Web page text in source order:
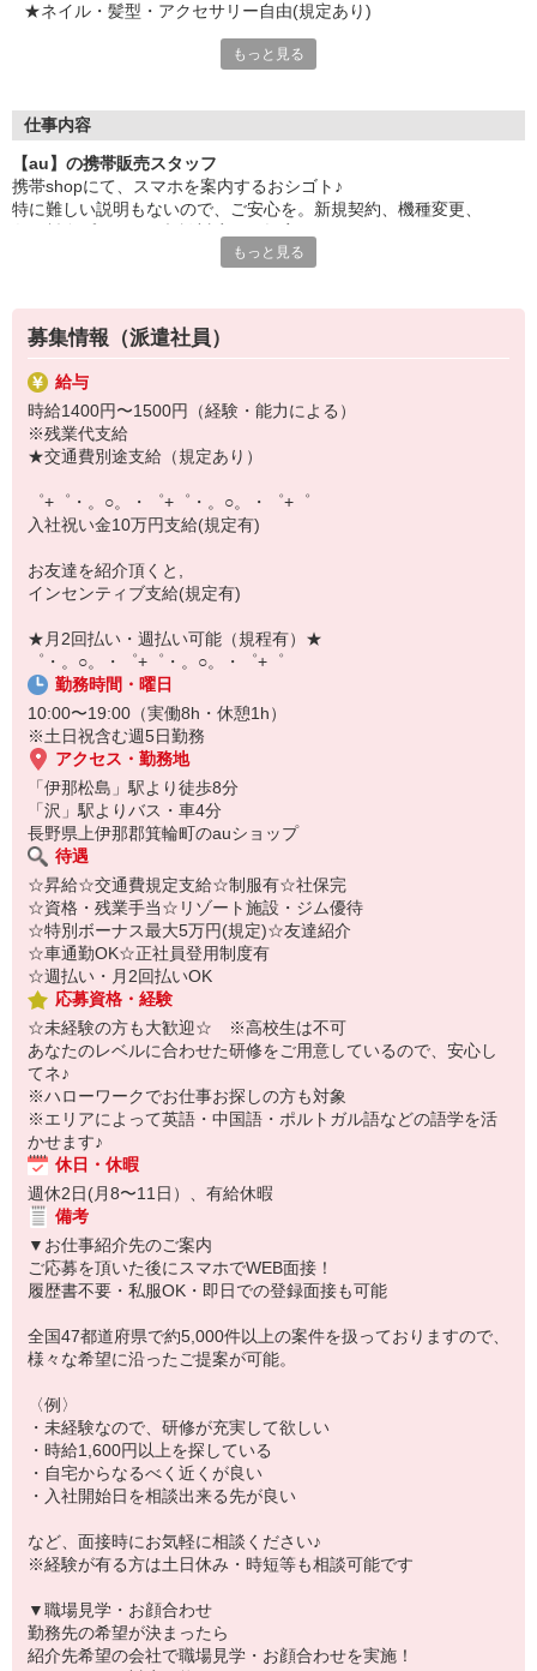
★ネイル・髪型・アクセサリー自由(規定あり)
でも心配ご無用！
お互いに教え合ったり、フォローしあったりする
和気あいあいとした人間関係がある店舗ばかり！
皆で一緒にステップアップしましょう♪
【選べるお仕事いろいろ】
▼オフィスワーク
事務、経理、データ入力、コールセンター、受付
▼工場・製造・軽作業系
機械/食品製造・梱包・仕分け・加工・組立・検査
▼美容系
眉毛サロンのアイブロウ・ネイリスト・エステ
▼営業・販売
法人営業・アパレル販売・個別指導塾・人材紹介
▼人気案件も多数♪
短期・期間限定・オープニング・官公庁案件
上場/優良/大手企業など
【スマホ面接実施中】
￣￣￣￣￣￣￣￣￣
自宅に居ながらスマホでカンタン面接OK！
オンライン面談なのでスピード対応。
もっと見る
仕事内容
【au】の携帯販売スタッフ
携帯shopにて、スマホを案内するおシゴト♪
特に難しい説明もないので、ご安心を。新規契約、機種変更、
満足度◎
■携帯やインターネット販売業務
docomo(ドコモ)/au(エーユー)・KDDI/softbank(ソフトバンク)など
の大手キャリアから
ワイモバイル(Y!mobille)、楽天モバイル、UQなど格安スマホまで幅
広く紹介可能♪
もっと見る
募集情報（派遣社員）
給与
時給1400円〜1500円（経験・能力による）
※残業代支給
★交通費別途支給（規定あり）
゜+゜・。○。・゜+゜・。○。・゜+゜
入社祝い金10万円支給(規定有)
お友達を紹介頂くと,
インセンティブ支給(規定有)
★月2回払い・週払い可能（規程有）★
゜・。○。・゜+゜・。○。・゜+゜
勤務時間・曜日
10:00〜19:00（実働8h・休憩1h）
※土日祝含む週5日勤務
アクセス・勤務地
「伊那松島」駅より徒歩8分
「沢」駅よりバス・車4分
長野県上伊那郡箕輪町のauショップ
待遇
☆昇給☆交通費規定支給☆制服有☆社保完
☆資格・残業手当☆リゾート施設・ジム優待
☆特別ボーナス最大5万円(規定)☆友達紹介
☆車通勤OK☆正社員登用制度有
☆週払い・月2回払いOK
応募資格・経験
☆未経験の方も大歓迎☆ ※高校生は不可
あなたのレベルに合わせた研修をご用意しているので、安心し
てネ♪
※ハローワークでお仕事お探しの方も対象
※エリアによって英語・中国語・ポルトガル語などの語学を活
かせます♪
休日・休暇
週休2日(月8〜11日）、有給休暇
備考
▼お仕事紹介先のご案内
ご応募を頂いた後にスマホでWEB面接！
履歴書不要・私服OK・即日での登録面接も可能
全国47都道府県で約5,000件以上の案件を扱っておりますので、
様々な希望に沿ったご提案が可能。
〈例〉
・未経験なので、研修が充実して欲しい
・時給1,600円以上を探している
・自宅からなるべく近くが良い
・入社開始日を相談出来る先が良い
など、面接時にお気軽に相談ください♪
※経験が有る方は土日休み・時短等も相談可能です
▼職場見学・お顔合わせ
勤務先の希望が決まったら
紹介先希望の会社で職場見学・お顔合わせを実施！